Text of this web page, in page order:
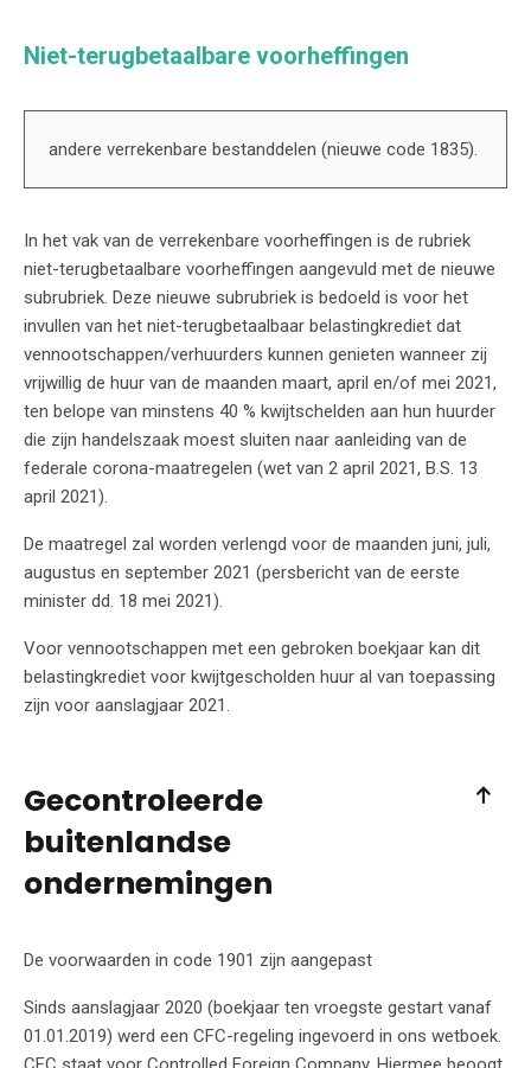
Niet-terugbetaalbare voorheffingen
andere verrekenbare bestanddelen (nieuwe code 1835).
In het vak van de verrekenbare voorheffingen is de rubriek
niet-terugbetaalbare voorheffingen aangevuld met de nieuwe
subrubriek. Deze nieuwe subrubriek is bedoeld is voor het
invullen van het niet-terugbetaalbaar belastingkrediet dat
vennootschappen/verhuurders kunnen genieten wanneer zij
vrijwillig de huur van de maanden maart, april en/of mei 2021,
ten belope van minstens 40 % kwijtschelden aan hun huurder
die zijn handelszaak moest sluiten naar aanleiding van de
federale corona-maatregelen (wet van 2 april 2021, B.S. 13
april 2021).
De maatregel zal worden verlengd voor de maanden juni, juli,
augustus en september 2021 (persbericht van de eerste
minister dd. 18 mei 2021).
Voor vennootschappen met een gebroken boekjaar kan dit
belastingkrediet voor kwijtgescholden huur al van toepassing
zijn voor aanslagjaar 2021.
Gecontroleerde
buitenlandse
ondernemingen
De voorwaarden in code 1901 zijn aangepast
Sinds aanslagjaar 2020 (boekjaar ten vroegste gestart vanaf
01.01.2019) werd een CFC-regeling ingevoerd in ons wetboek.